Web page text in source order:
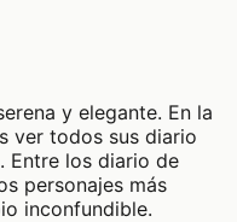
y elegante. En la
ver todos sus diario
Entre los diario de
personajes más
inconfundible.